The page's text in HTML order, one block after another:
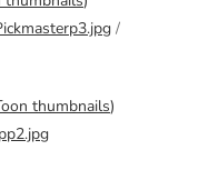
/
thumbnails)